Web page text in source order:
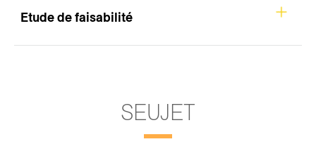
Etude de faisabilité
SEUJET